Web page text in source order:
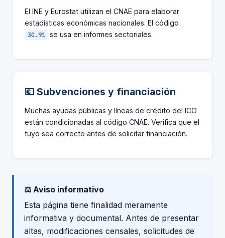
El INE y Eurostat utilizan el CNAE para elaborar
estadísticas económicas nacionales. El código
30.91 se usa en informes sectoriales.
💶 Subvenciones y financiación
Muchas ayudas públicas y líneas de crédito del ICO
están condicionadas al código CNAE. Verifica que el
tuyo sea correcto antes de solicitar financiación.
⚖️ Aviso informativo
Esta página tiene finalidad meramente
informativa y documental. Antes de presentar
altas, modificaciones censales, solicitudes de